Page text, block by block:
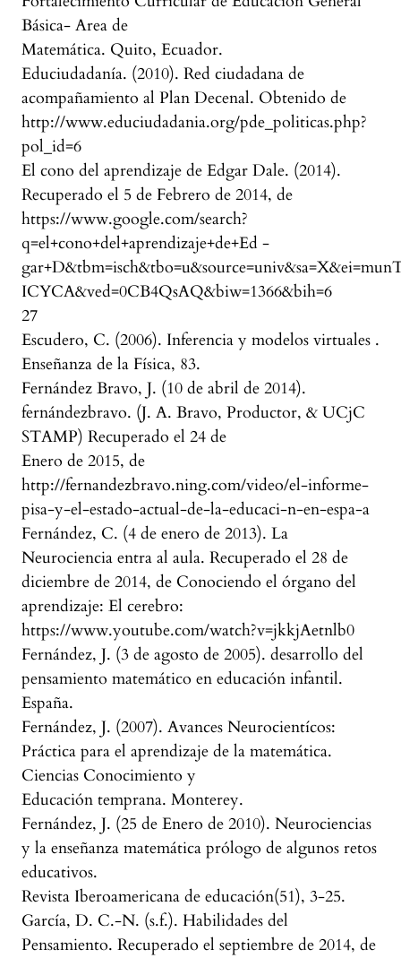
Básica- Area de
Matemática. Quito, Ecuador.
Educiudadanía. (2010). Red ciudadana de
acompañamiento al Plan Decenal. Obtenido de
http://www.educiudadania.org/pde_politicas.php?
pol_id=6
El cono del aprendizaje de Edgar Dale. (2014).
Recuperado el 5 de Febrero de 2014, de
https://www.google.com/search?
q=el+cono+del+aprendizaje+de+Ed -
ICYCA&ved=0CB4QsAQ&biw=1366&bih=6
27
Escudero, C. (2006). Inferencia y modelos virtuales .
Enseñanza de la Física, 83.
Fernández Bravo, J. (10 de abril de 2014).
fernándezbravo. (J. A. Bravo, Productor, & UCjC
STAMP) Recuperado el 24 de
Enero de 2015, de
http://fernandezbravo.ning.com/video/el-informe-
pisa-y-el-estado-actual-de-la-educaci-n-en-espa-a
Fernández, C. (4 de enero de 2013). La
Neurociencia entra al aula. Recuperado el 28 de
diciembre de 2014, de Conociendo el órgano del
aprendizaje: El cerebro:
https://www.youtube.com/watch?v=jkkjAetnlb0
Fernández, J. (3 de agosto de 2005). desarrollo del
pensamiento matemático en educación infantil.
España.
Fernández, J. (2007). Avances Neurocientícos:
Práctica para el aprendizaje de la matemática.
Ciencias Conocimiento y
Educación temprana. Monterey.
Fernández, J. (25 de Enero de 2010). Neurociencias
y la enseñanza matemática prólogo de algunos retos
educativos.
Revista Iberoamericana de educación(51), 3-25.
García, D. C.-N. (s.f.). Habilidades del
Pensamiento. Recuperado el septiembre de 2014, de